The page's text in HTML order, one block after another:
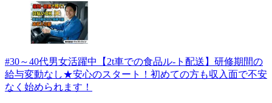
#30～40代男女活躍中【2t車での食品ル-ト配送】研修期間の
給与変動なし★安心のスタート！初めての方も収入面で不安
なく始められます！